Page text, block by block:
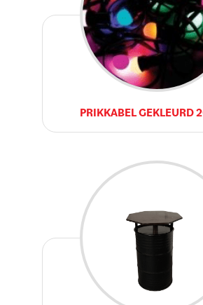
PRIKKABEL GEKLEURD